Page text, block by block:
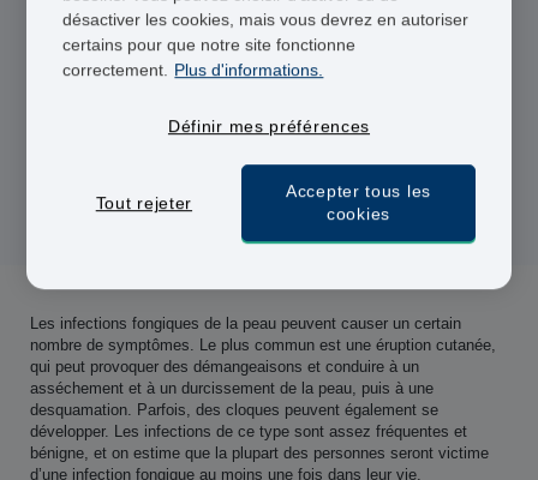
Infections fongiques des ongles
Dermatophytose et mycose inguinale
Candidose buccale
Les infections fongiques de la peau peuvent causer un certain
nombre de symptômes. Le plus commun est une éruption cutanée,
qui peut provoquer des démangeaisons et conduire à un
asséchement et à un durcissement de la peau, puis à une
desquamation. Parfois, des cloques peuvent également se
développer. Les infections de ce type sont assez fréquentes et
bénigne, et on estime que la plupart des personnes seront victime
d’une infection fongique au moins une fois dans leur vie.
désactiver les cookies, mais vous devrez en autoriser
certains pour que notre site fonctionne
correctement. Plus d'informations.
Définir mes préférences
Tout rejeter
Accepter tous les
cookies